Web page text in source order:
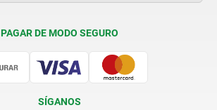
PAGAR DE MODO SEGURO
SÍGANOS